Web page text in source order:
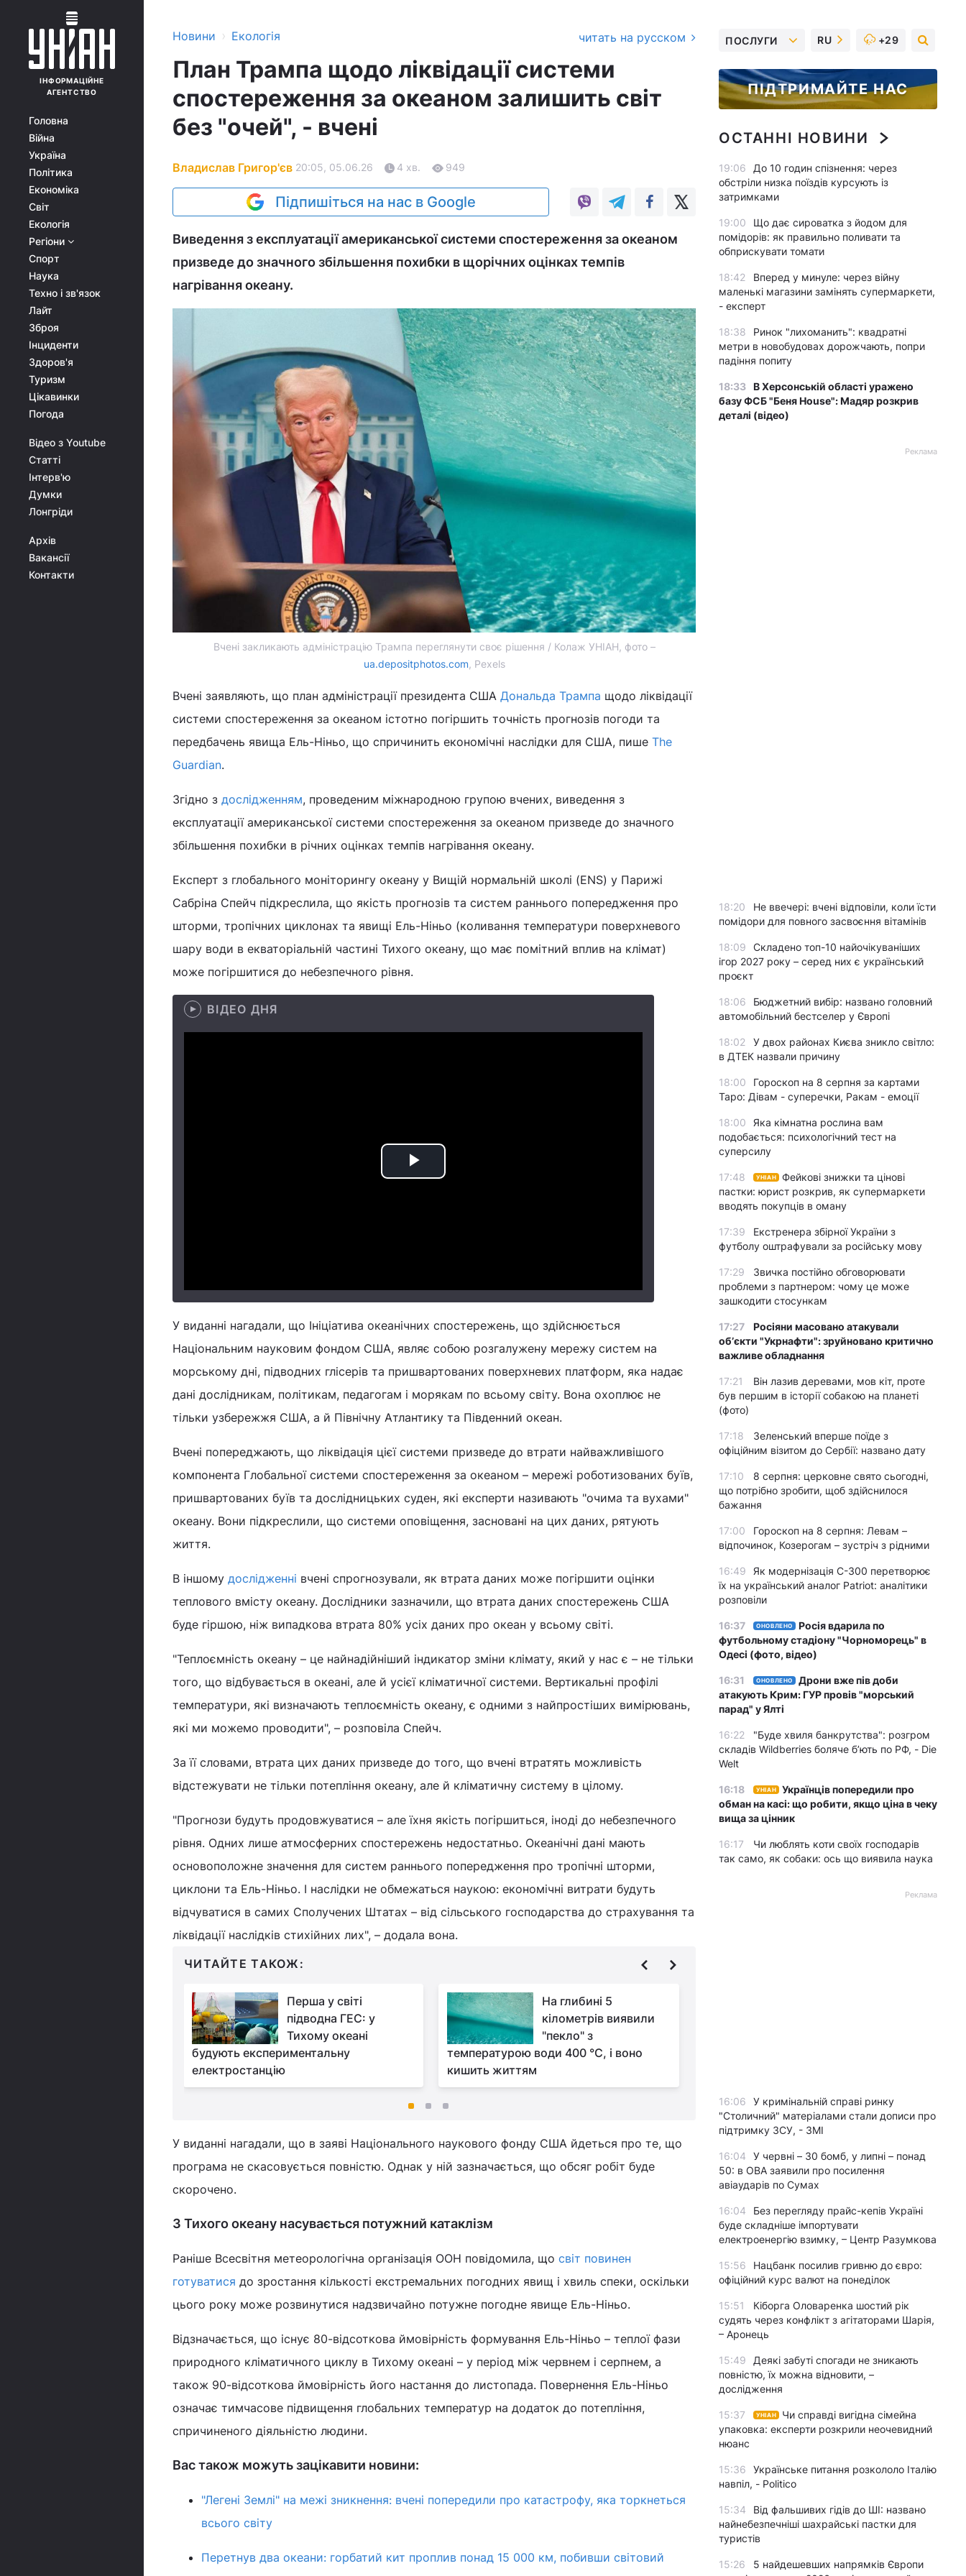
ІНФОРМАЦІЙНЕ
АГЕНТСТВО
Головна
Війна
Україна
Політика
Економіка
Світ
Екологія
Регіони
Спорт
Наука
Техно і зв'язок
Лайт
Зброя
Інциденти
Здоров'я
Туризм
Цікавинки
Погода
Відео з Youtube
Статті
Інтерв'ю
Думки
Лонгріди
Архів
Вакансії
Контакти
Новини › Екологія читать на русском
План Трампа щодо ліквідації системи
спостереження за океаном залишить світ
без "очей", - вчені
Владислав Григор'єв 20:05, 05.06.26 4 хв. 949
Підпишіться на нас в Google
Виведення з експлуатації американської системи спостереження за океаном
призведе до значного збільшення похибки в щорічних оцінках темпів
нагрівання океану.
Вчені закликають адміністрацію Трампа переглянути своє рішення / Колаж УНІАН, фото –
ua.depositphotos.com, Pexels
Вчені заявляють, що план адміністрації президента США Дональда Трампа щодо ліквідації
системи спостереження за океаном істотно погіршить точність прогнозів погоди та
передбачень явища Ель-Ніньо, що спричинить економічні наслідки для США, пише The
Guardian.
Згідно з дослідженням, проведеним міжнародною групою вчених, виведення з
експлуатації американської системи спостереження за океаном призведе до значного
збільшення похибки в річних оцінках темпів нагрівання океану.
Експерт з глобального моніторингу океану у Вищій нормальній школі (ENS) у Парижі
Сабріна Спейч підкреслила, що якість прогнозів та систем раннього попередження про
шторми, тропічних циклонах та явищі Ель-Ніньо (коливання температури поверхневого
шару води в екваторіальній частині Тихого океану, що має помітний вплив на клімат)
може погіршитися до небезпечного рівня.
ВІДЕО ДНЯ
Play
У виданні нагадали, що Ініціатива океанічних спостережень, що здійснюється
Національним науковим фондом США, являє собою розгалужену мережу систем на
морському дні, підводних глісерів та пришвартованих поверхневих платформ, яка надає
дані дослідникам, політикам, педагогам і морякам по всьому світу. Вона охоплює не
тільки узбережжя США, а й Північну Атлантику та Південний океан.
Вчені попереджають, що ліквідація цієї системи призведе до втрати найважливішого
компонента Глобальної системи спостереження за океаном – мережі роботизованих буїв,
пришвартованих буїв та дослідницьких суден, які експерти називають "очима та вухами"
океану. Вони підкреслили, що системи оповіщення, засновані на цих даних, рятують
життя.
В іншому дослідженні вчені спрогнозували, як втрата даних може погіршити оцінки
теплового вмісту океану. Дослідники зазначили, що втрата даних спостережень США
буде гіршою, ніж випадкова втрата 80% усіх даних про океан у всьому світі.
"Теплоємність океану – це найнадійніший індикатор зміни клімату, який у нас є – не тільки
того, що відбувається в океані, але й усієї кліматичної системи. Вертикальні профілі
температури, які визначають теплоємність океану, є одними з найпростіших вимірювань,
які ми можемо проводити", – розповіла Спейч.
За її словами, втрата цих даних призведе до того, що вчені втратять можливість
відстежувати не тільки потепління океану, але й кліматичну систему в цілому.
"Прогнози будуть продовжуватися – але їхня якість погіршиться, іноді до небезпечного
рівня. Одних лише атмосферних спостережень недостатньо. Океанічні дані мають
основоположне значення для систем раннього попередження про тропічні шторми,
циклони та Ель-Ніньо. І наслідки не обмежаться наукою: економічні витрати будуть
відчуватися в самих Сполучених Штатах – від сільського господарства до страхування та
ліквідації наслідків стихійних лих", – додала вона.
ЧИТАЙТЕ ТАКОЖ:
Перша у світі
підводна ГЕС: у
Тихому океані
будують експериментальну
електростанцію
На глибині 5
кілометрів виявили
"пекло" з
температурою води 400 °C, і воно
кишить життям
У виданні нагадали, що в заяві Національного наукового фонду США йдеться про те, що
програма не скасовується повністю. Однак у ній зазначається, що обсяг робіт буде
скорочено.
З Тихого океану насувається потужний катаклізм
Раніше Всесвітня метеорологічна організація ООН повідомила, що світ повинен
готуватися до зростання кількості екстремальних погодних явищ і хвиль спеки, оскільки
цього року може розвинутися надзвичайно потужне погодне явище Ель-Ніньо.
Відзначається, що існує 80-відсоткова ймовірність формування Ель-Ніньо – теплої фази
природного кліматичного циклу в Тихому океані – у період між червнем і серпнем, а
також 90-відсоткова ймовірність його настання до листопада. Повернення Ель-Ніньо
означає тимчасове підвищення глобальних температур на додаток до потепління,
спричиненого діяльністю людини.
Вас також можуть зацікавити новини:
"Легені Землі" на межі зникнення: вчені попередили про катастрофу, яка торкнеться
всього світу
Перетнув два океани: горбатий кит проплив понад 15 000 км, побивши світовий
ПОСЛУГИ RU +29
ПІДТРИМАЙТЕ НАС
ОСТАННІ НОВИНИ
19:06
До 10 годин спізнення: через
обстріли низка поїздів курсують із
затримками
19:00
Що дає сироватка з йодом для
помідорів: як правильно поливати та
обприскувати томати
18:42
Вперед у минуле: через війну
маленькі магазини замінять супермаркети,
- експерт
18:38
Ринок "лихоманить": квадратні
метри в новобудовах дорожчають, попри
падіння попиту
18:33 В Херсонській області уражено
базу ФСБ "Беня House": Мадяр розкрив
деталі (відео)
Реклама
18:20
Не ввечері: вчені відповіли, коли їсти
помідори для повного засвоєння вітамінів
18:09
Складено топ-10 найочікуваніших
ігор 2027 року – серед них є український
проєкт
18:06
Бюджетний вибір: названо головний
автомобільний бестселер у Європі
18:02
У двох районах Києва зникло світло:
в ДТЕК назвали причину
18:00
Гороскоп на 8 серпня за картами
Таро: Дівам - суперечки, Ракам - емоції
18:00
Яка кімнатна рослина вам
подобається: психологічний тест на
суперсилу
17:48 УНІАН
Фейкові знижки та цінові
пастки: юрист розкрив, як супермаркети
вводять покупців в оману
17:39
Екстренера збірної України з
футболу оштрафували за російську мову
17:29
Звичка постійно обговорювати
проблеми з партнером: чому це може
зашкодити стосункам
17:27
Росіяни масовано атакували
обʼєкти "Укрнафти": зруйновано критично
важливе обладнання
17:21
Він лазив деревами, мов кіт, проте
був першим в історії собакою на планеті
(фото)
17:18
Зеленський вперше поїде з
офіційним візитом до Сербії: названо дату
17:10
8 серпня: церковне свято сьогодні,
що потрібно зробити, щоб здійснилося
бажання
17:00
Гороскоп на 8 серпня: Левам –
відпочинок, Козерогам – зустріч з рідними
16:49
Як модернізація С-300 перетворює
їх на український аналог Patriot: аналітики
розповіли
16:37 ОНОВЛЕНО
Росія вдарила по
футбольному стадіону "Чорноморець" в
Одесі (фото, відео)
16:31 ОНОВЛЕНО
Дрони вже пів доби
атакують Крим: ГУР провів "морський
парад" у Ялті
16:22
"Буде хвиля банкрутства": розгром
складів Wildberries боляче бʼють по РФ, - Die
Welt
16:18 УНІАН
Українців попередили про
обман на касі: що робити, якщо ціна в чеку
вища за цінник
16:17
Чи люблять коти своїх господарів
так само, як собаки: ось що виявила наука
Реклама
16:06
У кримінальній справі ринку
"Столичний" матеріалами стали дописи про
підтримку ЗСУ, - ЗМІ
16:04
У червні – 30 бомб, у липні – понад
50: в ОВА заявили про посилення
авіаударів по Сумах
16:04
Без перегляду прайс-кепів Україні
буде складніше імпортувати
електроенергію взимку, – Центр Разумкова
15:56
Нацбанк посилив гривню до євро:
офіційний курс валют на понеділок
15:51
Кіборга Оловаренка шостий рік
судять через конфлікт з агітаторами Шарія,
– Аронець
15:49
Деякі забуті спогади не зникають
повністю, їх можна відновити, –
дослідження
15:37 УНІАН
Чи справді вигідна сімейна
упаковка: експерти розкрили неочевидний
нюанс
15:36
Українське питання розкололо Італію
навпіл, - Politico
15:34
Від фальшивих гідів до ШІ: названо
найнебезпечніші шахрайські пастки для
туристів
15:26
5 найдешевших напрямків Європи